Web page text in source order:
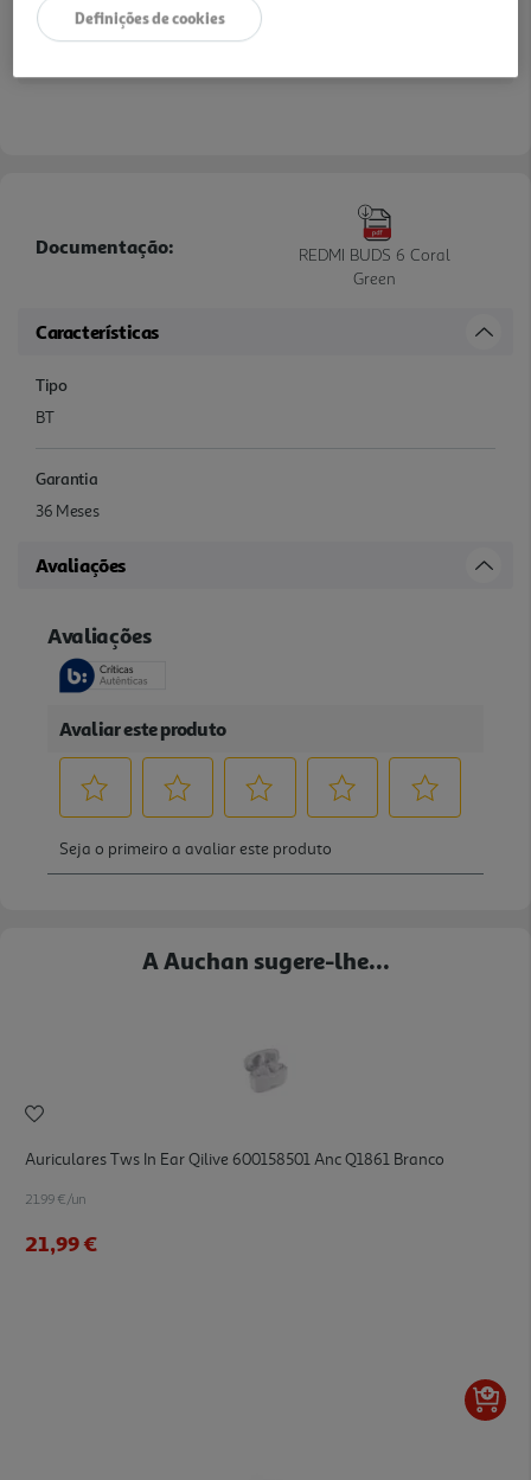
1h
Recolha em loja Express *
3h Recolha Drive
Documentação:
REDMI BUDS 6 Coral
Green
Características
Tipo
BT
Garantia
36 Meses
Avaliações
A Auchan sugere-lhe...
Auriculares Tws In Ear Qilive 600158501 Anc Q1861 Branco
21.99 €/un
21,99 €
Definições de cookies